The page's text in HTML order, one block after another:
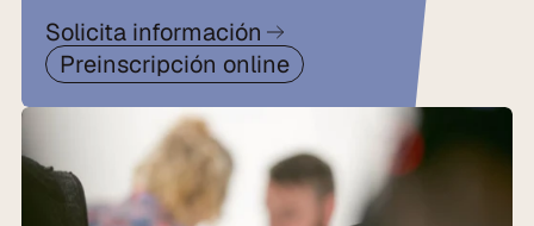
Preinscripción online
Solicita información